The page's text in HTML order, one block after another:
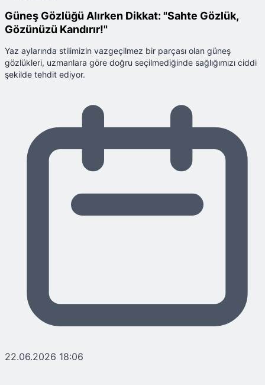
Güneş Gözlüğü Alırken Dikkat: "Sahte Gözlük,
Gözünüzü Kandırır!"
Yaz aylarında stilimizin vazgeçilmez bir parçası olan güneş
gözlükleri, uzmanlara göre doğru seçilmediğinde sağlığımızı ciddi
şekilde tehdit ediyor.
22.06.2026 18:06